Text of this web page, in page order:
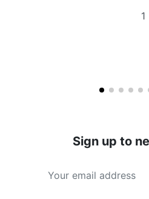
Sign up to